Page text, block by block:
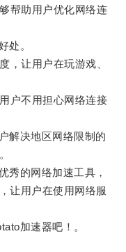
助用户优化网络连
。
让用户在玩游戏、
不用担心网络连接
决地区网络限制的
的网络加速工具，
让用户在使用网络服
加速器吧！。